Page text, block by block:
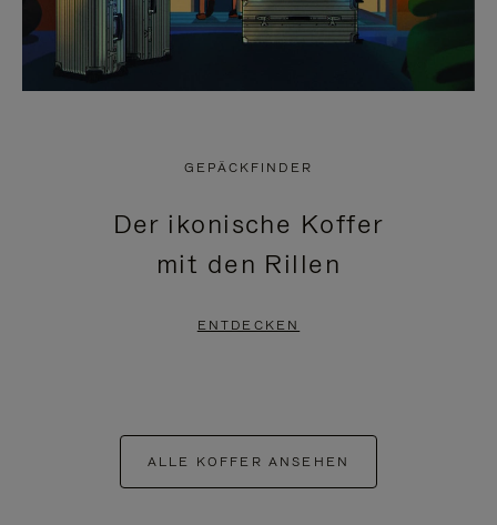
GEPÄCKFINDER
Der ikonische Koffer
mit den Rillen
ENTDECKEN
ALLE KOFFER ANSEHEN